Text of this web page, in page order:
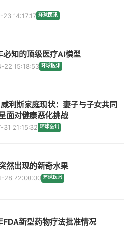
23 14:17:17 环球医讯
知的顶级医疗AI模型
22 15:18:53 环球医讯
威利斯家庭现状：妻子与子女共同
面对健康恶化挑战
31 21:15:32 环球医讯
然出现的新奇水果
28 22:00:00 环球医讯
新型药物疗法批准情况